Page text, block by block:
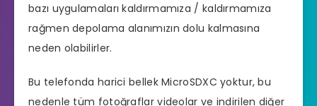
bazı uygulamaları kaldırmamıza / kaldırmamıza
rağmen depolama alanımızın dolu kalmasına
neden olabilirler.
Bu telefonda harici bellek MicroSDXC yoktur, bu
nedenle tüm fotoğraflar videolar ve indirilen diğer